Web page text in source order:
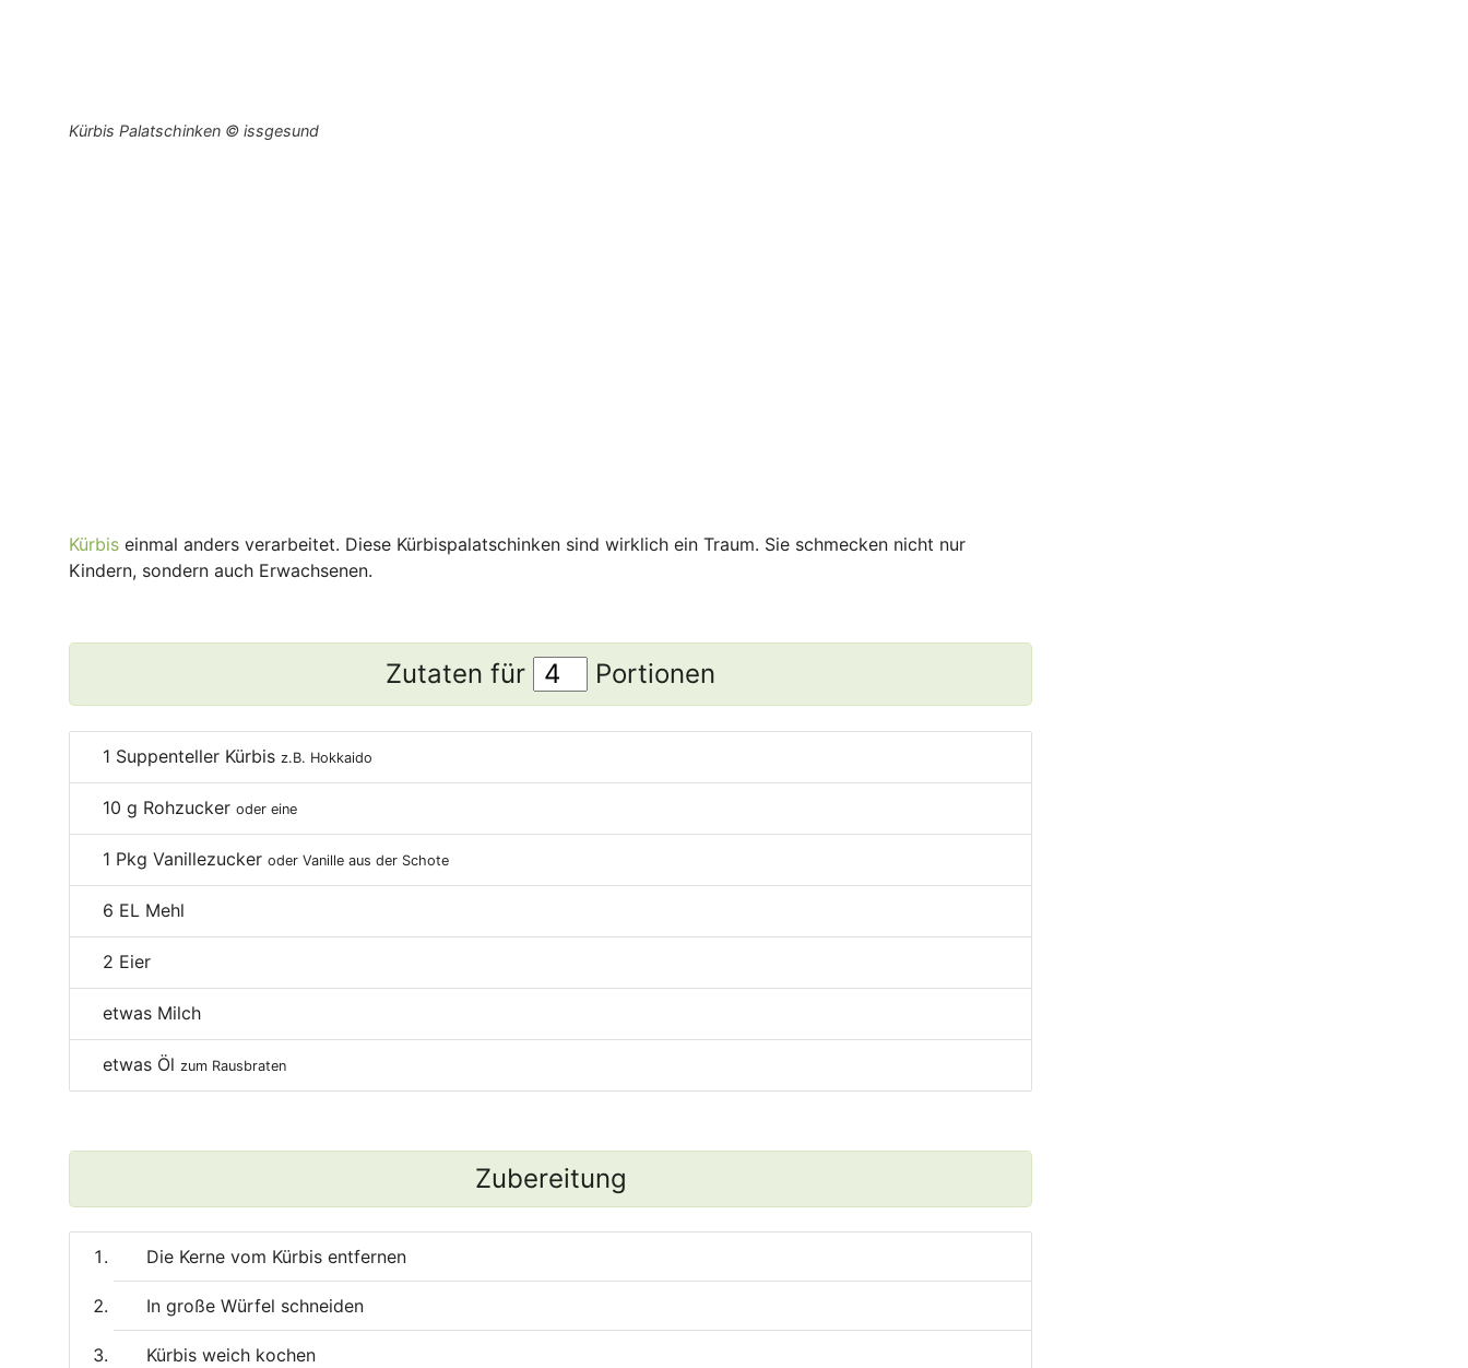
Kürbis Palatschinken © issgesund
Kürbis einmal anders verarbeitet. Diese Kürbispalatschinken sind wirklich ein Traum. Sie schmecken nicht nur
Kindern, sondern auch Erwachsenen.
Zutaten für Portionen
1 Suppenteller Kürbis z.B. Hokkaido
10 g Rohzucker oder eine
1 Pkg Vanillezucker oder Vanille aus der Schote
6 EL Mehl
2 Eier
etwas Milch
etwas Öl zum Rausbraten
Zubereitung
Die Kerne vom Kürbis entfernen
In große Würfel schneiden
Kürbis weich kochen